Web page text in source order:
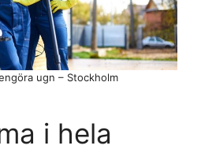
i hela
ugn – Stockholm